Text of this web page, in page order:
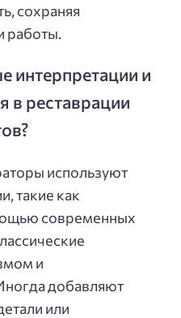
сохраняя
работы.
интерпретации и
в реставрации
используют
такие как
современных
и
добавляют
или